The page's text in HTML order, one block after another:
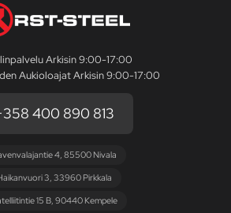
Arkisin 9:00-17:00
Aukioloajat Arkisin 9:00-17:00
400 890 813
4, 85500 Nivala
3, 33960 Pirkkala
15 B, 90440 Kempele